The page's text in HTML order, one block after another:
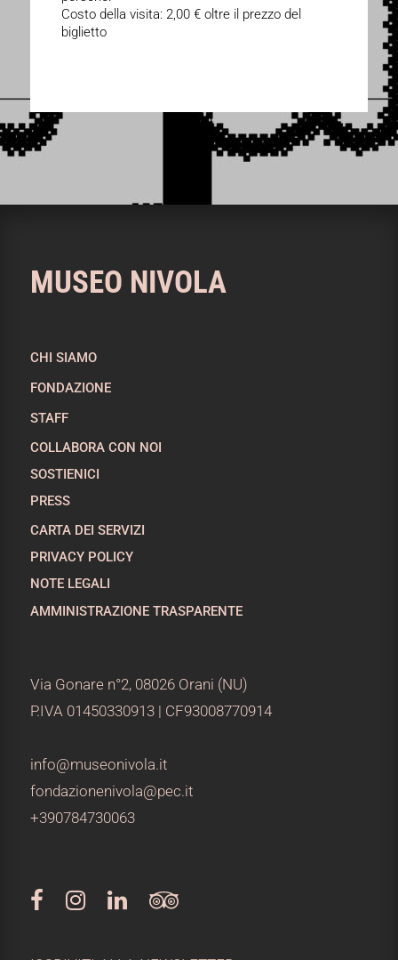
Costo della visita: 2,00 € oltre il prezzo del
biglietto
MUSEO NIVOLA
CHI SIAMO
FONDAZIONE
STAFF
COLLABORA CON NOI
SOSTIENICI
PRESS
CARTA DEI SERVIZI
PRIVACY POLICY
NOTE LEGALI
AMMINISTRAZIONE TRASPARENTE
Via Gonare n°2, 08026 Orani (NU)
P.IVA 01450330913 | CF93008770914
info@museonivola.it
fondazionenivola@pec.it
+390784730063